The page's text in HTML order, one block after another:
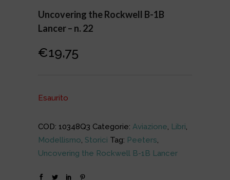
Uncovering the Rockwell B-1B
Lancer – n. 22
€19,75
Esaurito
COD: 10348Q3 Categorie: Aviazione, Libri,
Modellismo, Storici Tag: Peeters,
Uncovering the Rockwell B-1B Lancer